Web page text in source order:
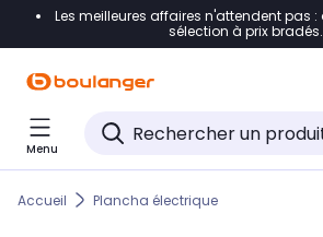
Accéder directement à la
Accéder directement au pied de
Accéder directement au chatbot
Les meilleures affaires n'attendent pas :
sélection à prix bradés.
Menu
Accueil Plancha électrique